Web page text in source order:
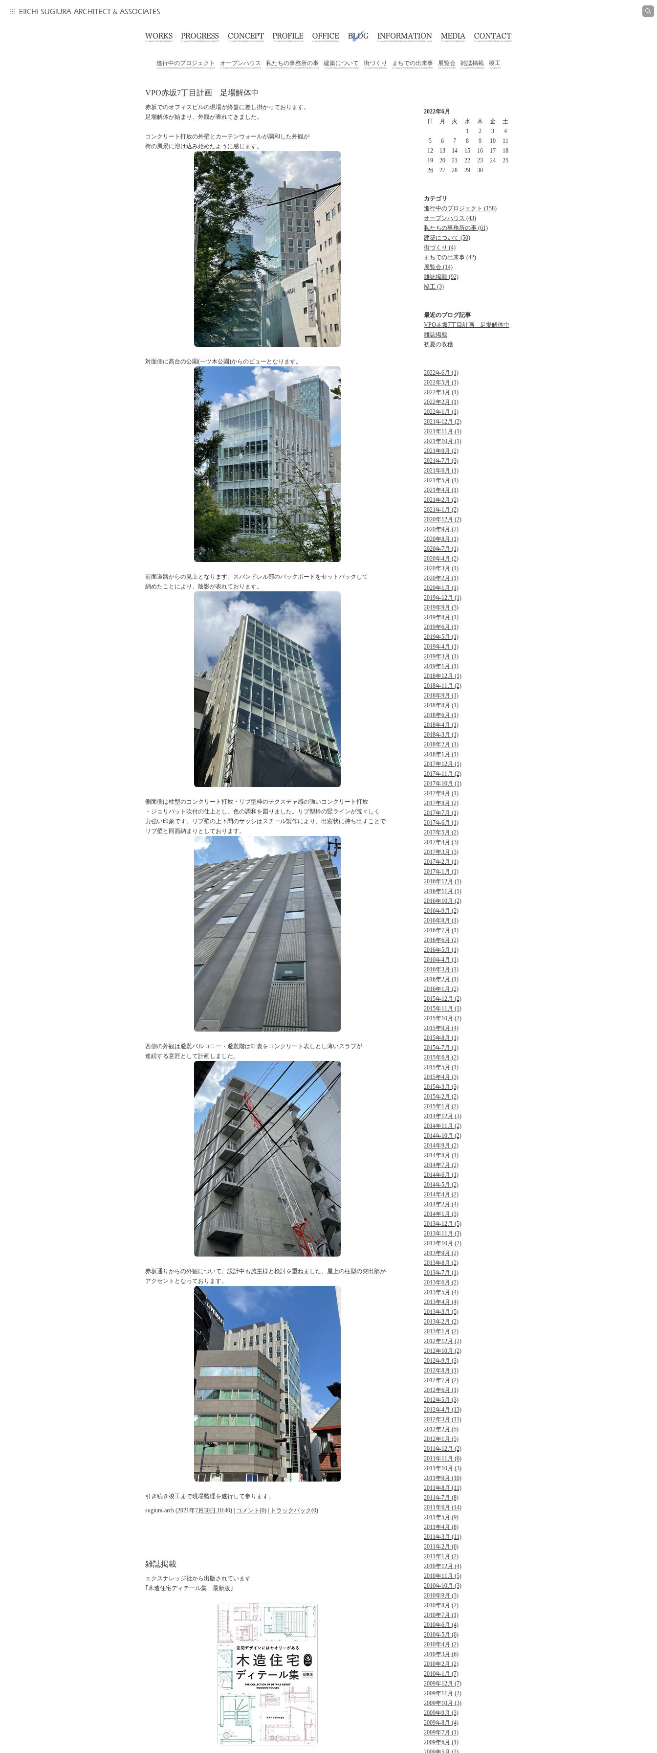
進行中のプロジェクト オープンハウス 私たちの事務所の事 建築について 街づくり まちでの出来事 展覧会 雑誌掲載 竣工
VPO赤坂7丁目計画 足場解体中
赤坂でのオフィスビルの現場が終盤に差し掛かっております。
足場解体が始まり、外観が表れてきました。
コンクリート打放の外壁とカーテンウォールが調和した外観が
街の風景に溶け込み始めたように感じます。
対面側に高台の公園(一ツ木公園)からのビューとなります。
前面道路からの見上となります。スパンドレル部のバックボードをセットバックして
納めたことにより、陰影が表れております。
側面側は柱型のコンクリート打放・リブ型枠のテクスチャ感の強いコンクリート打放
・ジョリパット吹付の仕上とし、色の調和を図りました。リブ型枠の竪ラインが荒々しく
力強い印象です。リブ壁の上下間のサッシはスチール製作により、出窓状に持ち出すことで
リブ壁と同面納まりとしております。
西側の外観は避難バルコニー・避難階は軒裏をコンクリート表しとし薄いスラブが
連続する意匠として計画しました。
赤坂通りからの外観について、設計中も施主様と検討を重ねました。屋上の柱型の突出部が
アクセントとなっております。
引き続き竣工まで現場監理を遂行して参ります。
sugiura-arch (2021年7月30日 18:40) コメント(0) トラックバック(0)
雑誌掲載
エクスナレッジ社から出版されています
｢木造住宅ディテール集 最新版｣
2022年6月
日
月 火 水 木 金
土
1
2 3
4
5
6 7 8 9 10
11
12
13 14 15 16 17
18
19
20 21 22 23 24
25
26
27 28 29 30
カテゴリ
進行中のプロジェクト (158)
オープンハウス (43)
私たちの事務所の事 (61)
建築について (50)
街づくり (4)
まちでの出来事 (42)
展覧会 (14)
雑誌掲載 (92)
竣工 (3)
最近のブログ記事
VPO赤坂7丁目計画 足場解体中
雑誌掲載
初夏の収穫
2022年6月 (1)
2022年5月 (1)
2022年3月 (1)
2022年2月 (1)
2022年1月 (1)
2021年12月 (2)
2021年11月 (1)
2021年10月 (1)
2021年9月 (2)
2021年7月 (3)
2021年6月 (1)
2021年5月 (1)
2021年4月 (1)
2021年2月 (2)
2021年1月 (2)
2020年12月 (2)
2020年9月 (2)
2020年8月 (1)
2020年7月 (1)
2020年4月 (2)
2020年3月 (1)
2020年2月 (1)
2020年1月 (1)
2019年12月 (1)
2019年9月 (3)
2019年8月 (1)
2019年6月 (1)
2019年5月 (1)
2019年4月 (1)
2019年3月 (1)
2019年1月 (1)
2018年12月 (1)
2018年11月 (2)
2018年9月 (1)
2018年8月 (1)
2018年6月 (1)
2018年4月 (1)
2018年3月 (1)
2018年2月 (1)
2018年1月 (1)
2017年12月 (1)
2017年11月 (2)
2017年10月 (1)
2017年9月 (1)
2017年8月 (2)
2017年7月 (1)
2017年6月 (1)
2017年5月 (2)
2017年4月 (3)
2017年3月 (3)
2017年2月 (1)
2017年1月 (1)
2016年12月 (1)
2016年11月 (1)
2016年10月 (2)
2016年9月 (2)
2016年8月 (1)
2016年7月 (1)
2016年6月 (2)
2016年5月 (1)
2016年4月 (1)
2016年3月 (1)
2016年2月 (1)
2016年1月 (2)
2015年12月 (2)
2015年11月 (1)
2015年10月 (2)
2015年9月 (4)
2015年8月 (1)
2015年7月 (1)
2015年6月 (2)
2015年5月 (1)
2015年4月 (3)
2015年3月 (3)
2015年2月 (2)
2015年1月 (2)
2014年12月 (3)
2014年11月 (2)
2014年10月 (2)
2014年9月 (2)
2014年8月 (1)
2014年7月 (2)
2014年6月 (1)
2014年5月 (2)
2014年4月 (2)
2014年2月 (4)
2014年1月 (3)
2013年12月 (5)
2013年11月 (3)
2013年10月 (2)
2013年9月 (2)
2013年8月 (2)
2013年7月 (1)
2013年6月 (2)
2013年5月 (4)
2013年4月 (4)
2013年3月 (5)
2013年2月 (2)
2013年1月 (2)
2012年12月 (2)
2012年10月 (2)
2012年9月 (3)
2012年8月 (1)
2012年7月 (2)
2012年6月 (1)
2012年5月 (3)
2012年4月 (13)
2012年3月 (11)
2012年2月 (5)
2012年1月 (5)
2011年12月 (2)
2011年11月 (6)
2011年10月 (3)
2011年9月 (10)
2011年8月 (11)
2011年7月 (8)
2011年6月 (14)
2011年5月 (9)
2011年4月 (8)
2011年3月 (11)
2011年2月 (6)
2011年1月 (2)
2010年12月 (4)
2010年11月 (5)
2010年10月 (3)
2010年9月 (3)
2010年8月 (2)
2010年7月 (1)
2010年6月 (4)
2010年5月 (6)
2010年4月 (2)
2010年3月 (6)
2010年2月 (2)
2010年1月 (7)
2009年12月 (7)
2009年11月 (2)
2009年10月 (3)
2009年9月 (3)
2009年8月 (4)
2009年7月 (1)
2009年6月 (1)